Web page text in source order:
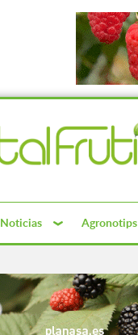
Noticias Agronotips